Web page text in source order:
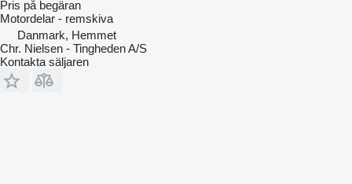
Pris på begäran
Motordelar - remskiva
Danmark, Hemmet
Chr. Nielsen - Tingheden A/S
Kontakta säljaren